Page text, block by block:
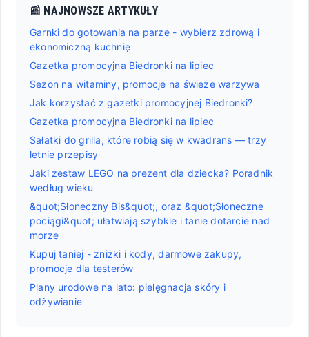
📰 NAJNOWSZE ARTYKUŁY
Garnki do gotowania na parze - wybierz zdrową i
ekonomiczną kuchnię
Gazetka promocyjna Biedronki na lipiec
Sezon na witaminy, promocje na świeże warzywa
Jak korzystać z gazetki promocyjnej Biedronki?
Gazetka promocyjna Biedronki na lipiec
Sałatki do grilla, które robią się w kwadrans — trzy
letnie przepisy
Jaki zestaw LEGO na prezent dla dziecka? Poradnik
według wieku
&quot;Słoneczny Bis&quot;, oraz &quot;Słoneczne
pociągi&quot; ułatwiają szybkie i tanie dotarcie nad
morze
Kupuj taniej - zniżki i kody, darmowe zakupy,
promocje dla testerów
Plany urodowe na lato: pielęgnacja skóry i
odżywianie